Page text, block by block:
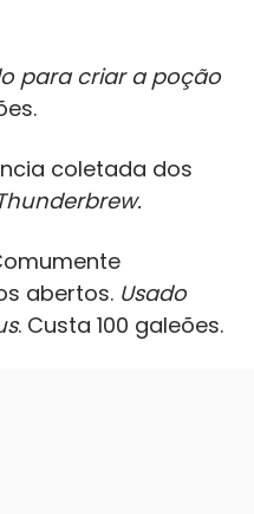
para criar a poção
coletada dos
abertos. Usado
. Custa 100 galeões.